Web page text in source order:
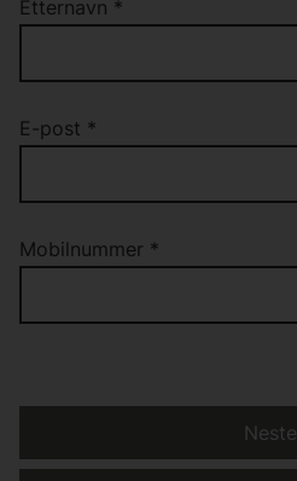
Etternavn *
E-post *
Mobilnummer *
Neste